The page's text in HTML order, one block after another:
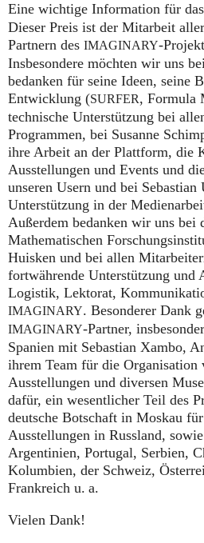
Eine wichtige Information für das
Dieser Preis ist der Mitarbeit
Partnern des IMAGINARY-
Insbesondere möchten wir uns
bedanken für seine Ideen, seine
Entwicklung (SURFER, Formula
technische Unterstützung bei
Programmen, bei Susanne
ihre Arbeit an der Plattform, die
Ausstellungen und Events und
unseren Usern und bei
Unterstützung in der
Außerdem bedanken wir uns bei
Mathematischen
Huisken und bei allen
fortwährende Unterstützung und
Logistik, Lektorat,
IMAGINARY. Besonderer Dank
IMAGINARY-Partner,
Spanien mit Sebastian Xambo,
ihrem Team für die Organisation
Ausstellungen und diversen
dafür, ein wesentlicher Teil des
deutsche Botschaft in Moskau
Ausstellungen in Russland,
Argentinien, Portugal, Serbien,
Kolumbien, der Schweiz,
Frankreich u. a.
Vielen Dank!